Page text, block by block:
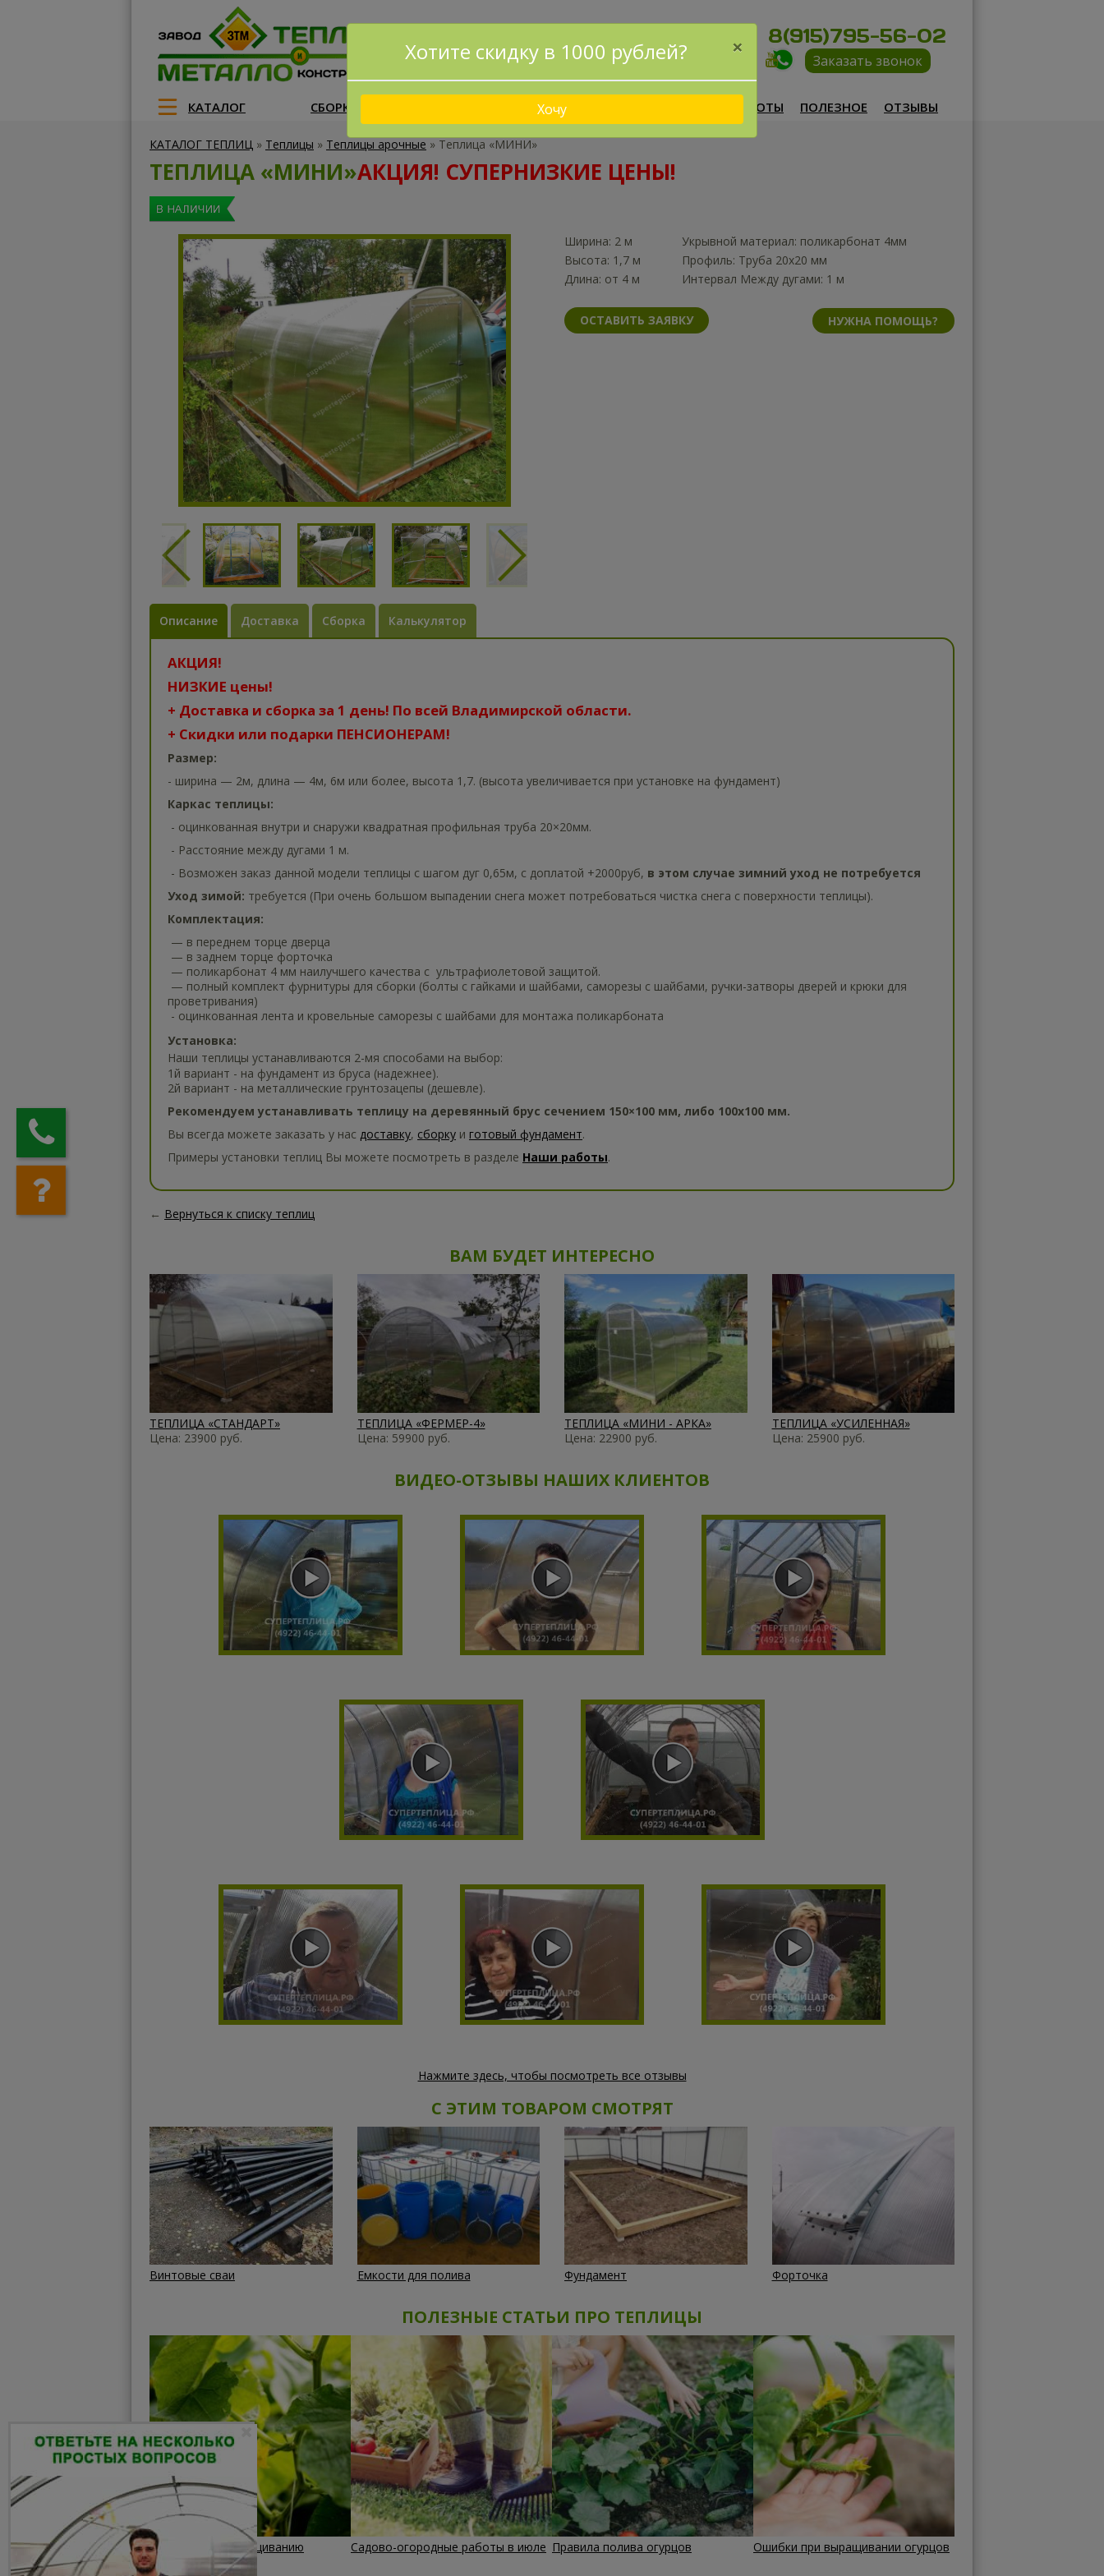
ДОСТАВИМ И УСТАНОВИМ ЗА 1 ДЕНЬ!
8(915)795-56-02
Заказать звонок
КАТАЛОГ СБОРКА КАК ЗАКАЗАТЬ? НАШИ РАБОТЫ ПОЛЕЗНОЕ ОТЗЫВЫ
КАТАЛОГ ТЕПЛИЦ » Теплицы » Теплицы арочные » Теплица «МИНИ»
ТЕПЛИЦА «МИНИ»АКЦИЯ! СУПЕРНИЗКИЕ ЦЕНЫ!
Ширина: 2 м
Укрывной материал: поликарбонат 4мм
Высота: 1,7 м
Профиль: Труба 20х20 мм
Длина: от 4 м
Интервал Между дугами: 1 м
ОСТАВИТЬ ЗАЯВКУ НУЖНА ПОМОЩЬ?
Описание Доставка Сборка Калькулятор
АКЦИЯ!
НИЗКИЕ цены!
+ Доставка и сборка за 1 день! По всей Владимирской области.
+ Скидки или подарки ПЕНСИОНЕРАМ!
Размер:
- ширина — 2м, длина — 4м, 6м или более, высота 1,7. (высота увеличивается при установке на фундамент)
Каркас теплицы:
- оцинкованная внутри и снаружи квадратная профильная труба 20×20мм.
- Расстояние между дугами 1 м.
- Возможен заказ данной модели теплицы с шагом дуг 0,65м, с доплатой +2000руб, в этом случае зимний уход не потребуется
Уход зимой: требуется (При очень большом выпадении снега может потребоваться чистка снега с поверхности теплицы).
Комплектация:
— в переднем торце дверца
— в заднем торце форточка
— поликарбонат 4 мм наилучшего качества с ультрафиолетовой защитой.
— полный комплект фурнитуры для сборки (болты с гайками и шайбами, саморезы с шайбами, ручки-затворы дверей и крюки для
проветривания)
- оцинкованная лента и кровельные саморезы с шайбами для монтажа поликарбоната
Установка:
Наши теплицы устанавливаются 2-мя способами на выбор:
1й вариант - на фундамент из бруса (надежнее).
2й вариант - на металлические грунтозацепы (дешевле).
Рекомендуем устанавливать теплицу на деревянный брус сечением 150×100 мм, либо 100х100 мм.
Вы всегда можете заказать у нас доставку, сборку и готовый фундамент.
Примеры установки теплиц Вы можете посмотреть в разделе Наши работы.
← Вернуться к списку теплиц
ВАМ БУДЕТ ИНТЕРЕСНО
ТЕПЛИЦА «СТАНДАРТ»
Цена: 23900 руб.
ТЕПЛИЦА «ФЕРМЕР-4»
Цена: 59900 руб.
ТЕПЛИЦА «МИНИ - АРКА»
Цена: 22900 руб.
ТЕПЛИЦА «УСИЛЕННАЯ»
Цена: 25900 руб.
ВИДЕО-ОТЗЫВЫ НАШИХ КЛИЕНТОВ
Нажмите здесь, чтобы посмотреть все отзывы
С ЭТИМ ТОВАРОМ СМОТРЯТ
Винтовые сваи Емкости для полива Фундамент Форточка
ПОЛЕЗНЫЕ СТАТЬИ ПРО ТЕПЛИЦЫ
Лайфхаки по выращиванию
огурцов
Садово-огородные работы в июле Правила полива огурцов Ошибки при выращивании огурцов
Хотите скидку в 1000 рублей? ×
Хочу